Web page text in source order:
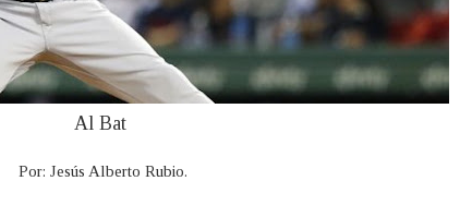
Al Bat
Por: Jesús Alberto Rubio.